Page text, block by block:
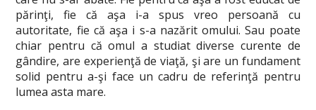
părinţi, fie că aşa i-a spus vreo persoană cu
autoritate, fie că aşa i s-a nazărit omului. Sau poate
chiar pentru că omul a studiat diverse curente de
gândire, are experienţă de viaţă, şi are un fundament
solid pentru a-şi face un cadru de referinţă pentru
lumea asta mare.